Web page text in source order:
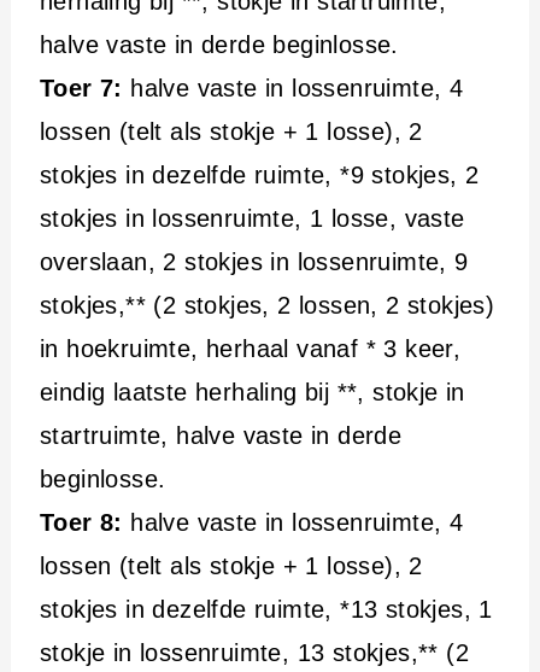
halve vaste in derde beginlosse.
Toer 7: halve vaste in lossenruimte, 4
lossen (telt als stokje + 1 losse), 2
stokjes in dezelfde ruimte, *9 stokjes, 2
stokjes in lossenruimte, 1 losse, vaste
overslaan, 2 stokjes in lossenruimte, 9
stokjes,** (2 stokjes, 2 lossen, 2 stokjes)
in hoekruimte, herhaal vanaf * 3 keer,
eindig laatste herhaling bij **, stokje in
startruimte, halve vaste in derde
beginlosse.
Toer 8: halve vaste in lossenruimte, 4
lossen (telt als stokje + 1 losse), 2
stokjes in dezelfde ruimte, *13 stokjes, 1
stokje in lossenruimte, 13 stokjes,** (2